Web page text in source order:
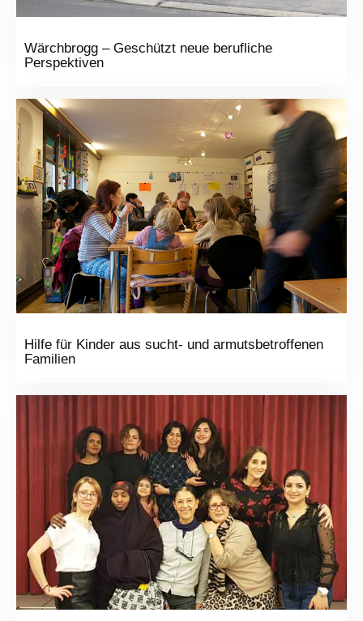
Wärchbrogg – Geschützt neue berufliche
Perspektiven
Hilfe für Kinder aus sucht- und armutsbetroffenen
Familien